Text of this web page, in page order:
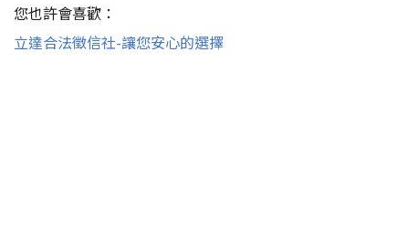
您也許會喜歡：
立達合法徵信社-讓您安心的選擇